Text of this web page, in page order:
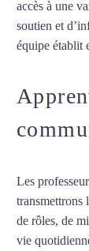
accès à une
soutien et
équipe établit
Les
transmettrons
de rôles, de
vie